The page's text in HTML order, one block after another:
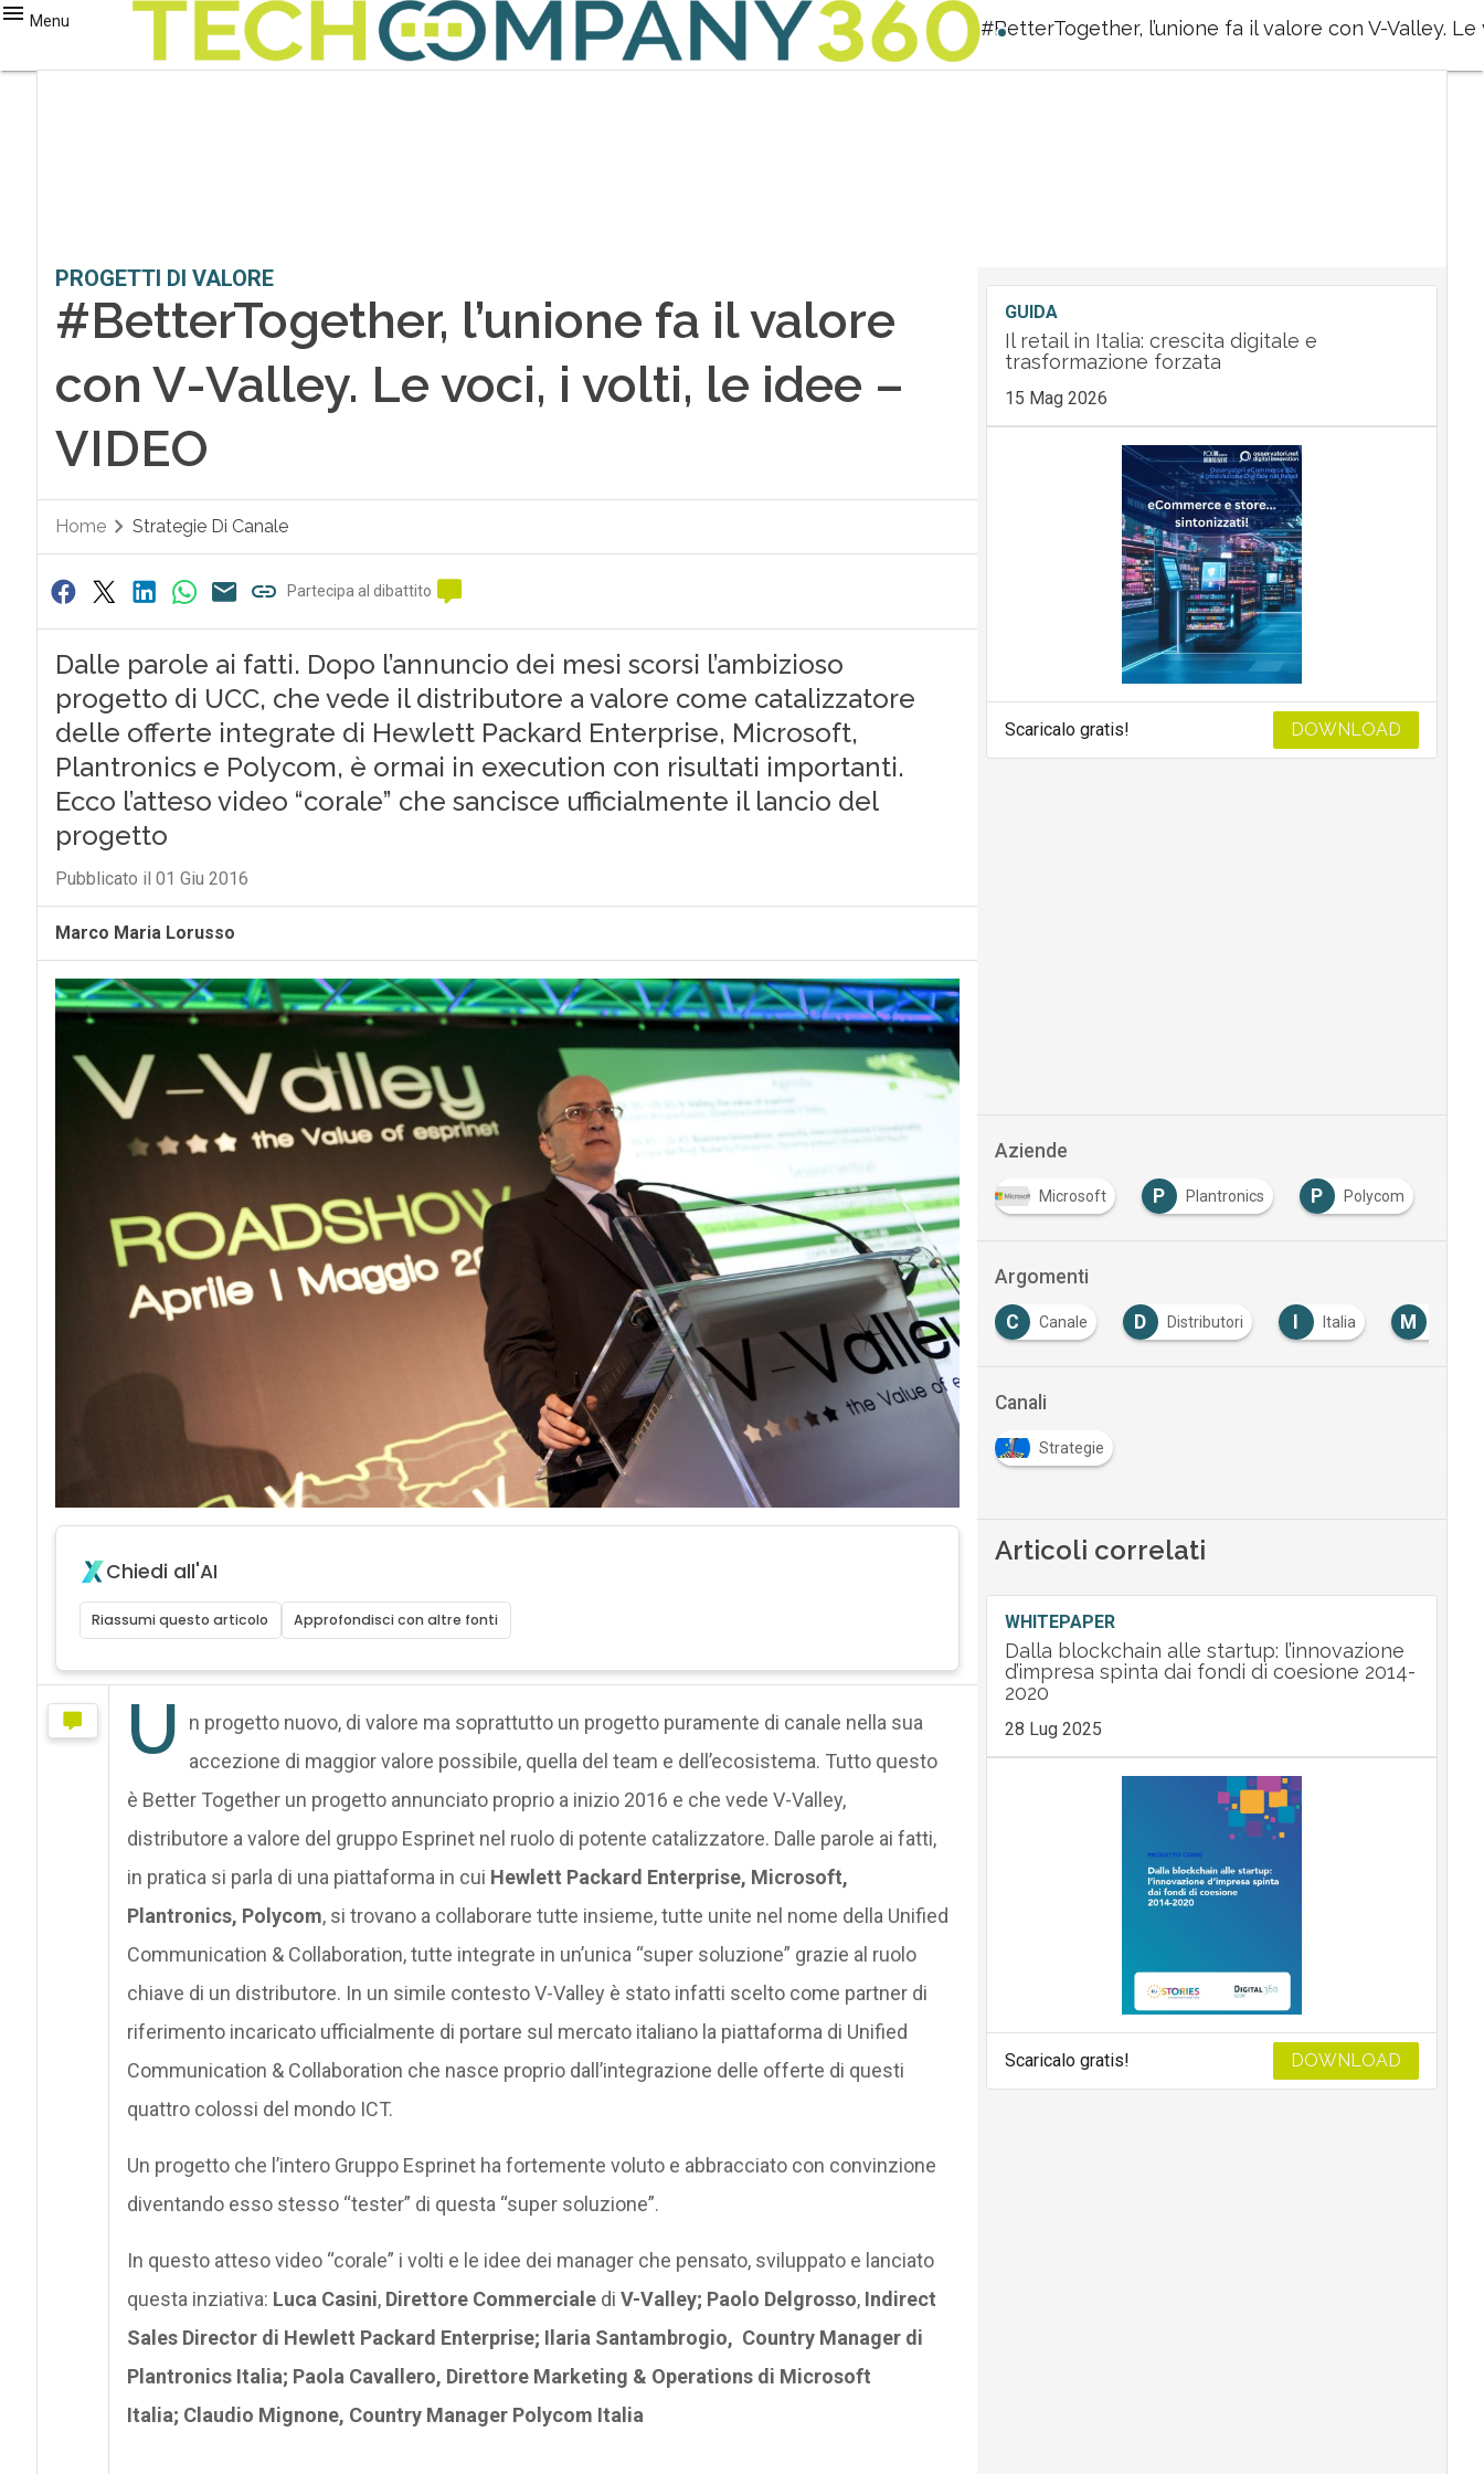
Menu #BetterTogether, l’unione fa il valore con V-Valley.
PROGETTI DI VALORE
#BetterTogether, l’unione fa il valore
con V-Valley. Le voci, i volti, le idee –
VIDEO
Home Strategie Di Canale
Partecipa al dibattito
Dalle parole ai fatti. Dopo l’annuncio dei mesi scorsi l’ambizioso
progetto di UCC, che vede il distributore a valore come catalizzatore
delle offerte integrate di Hewlett Packard Enterprise, Microsoft,
Plantronics e Polycom, è ormai in execution con risultati importanti.
Ecco l’atteso video “corale” che sancisce ufficialmente il lancio del
progetto
Pubblicato il 01 Giu 2016
Marco Maria Lorusso
Chiedi all'AI
Riassumi questo articolo Approfondisci con altre fonti
U
n progetto nuovo, di valore ma soprattutto un progetto puramente di canale nella sua
accezione di maggior valore possibile, quella del team e dell’ecosistema. Tutto questo
è Better Together un progetto annunciato proprio a inizio 2016 e che vede V-Valley,
distributore a valore del gruppo Esprinet nel ruolo di potente catalizzatore. Dalle parole ai fatti,
in pratica si parla di una piattaforma in cui Hewlett Packard Enterprise, Microsoft,
Plantronics, Polycom, si trovano a collaborare tutte insieme, tutte unite nel nome della Unified
Communication & Collaboration, tutte integrate in un’unica “super soluzione” grazie al ruolo
chiave di un distributore. In un simile contesto V-Valley è stato infatti scelto come partner di
riferimento incaricato ufficialmente di portare sul mercato italiano la piattaforma di Unified
Communication & Collaboration che nasce proprio dall’integrazione delle offerte di questi
quattro colossi del mondo ICT.
Un progetto che l’intero Gruppo Esprinet ha fortemente voluto e abbracciato con convinzione
diventando esso stesso “tester” di questa “super soluzione”.
In questo atteso video “corale” i volti e le idee dei manager che pensato, sviluppato e lanciato
questa inziativa: Luca Casini, Direttore Commerciale di V-Valley; Paolo Delgrosso, Indirect
Sales Director di Hewlett Packard Enterprise; Ilaria Santambrogio, Country Manager di
Plantronics Italia; Paola Cavallero, Direttore Marketing & Operations di Microsoft
Italia; Claudio Mignone, Country Manager Polycom Italia
GUIDA
Il retail in Italia: crescita digitale e
trasformazione forzata
15 Mag 2026
Scaricalo gratis! DOWNLOAD
Aziende
E Esprinet Microsoft P Plantronics P Polycom
Argomenti
A Accordi C Canale D Distributori Italia M
Canali
Strategie
Articoli correlati
WHITEPAPER
Dalla blockchain alle startup: l’innovazione
d’impresa spinta dai fondi di coesione 2014-
2020
28 Lug 2025
Scaricalo gratis! DOWNLOAD